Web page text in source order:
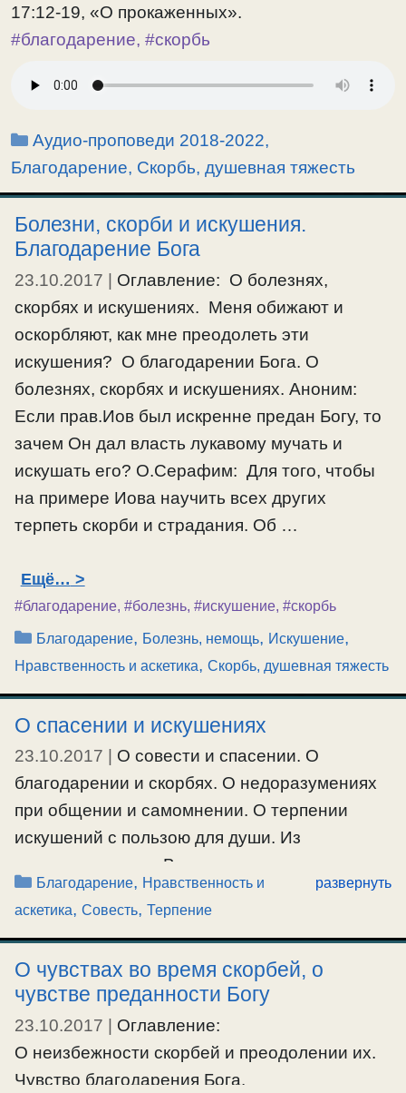
17:12-19, «О прокаженных».
#благодарение, #скорбь
Рубрики
Аудио-проповеди 2018-2022,
Благодарение, Скорбь, душевная тяжесть
Болезни, скорби и искушения.
Благодарение Бога
23.10.2017
Оглавление: О болезнях,
скорбях и искушениях. Меня обижают и
оскорбляют, как мне преодолеть эти
искушения? О благодарении Бога. О
болезнях, скорбях и искушениях. Аноним:
Если прав.Иов был искренне предан Богу, то
зачем Он дал власть лукавому мучать и
искушать его? О.Серафим: Для того, чтобы
на примере Иова научить всех других
терпеть скорби и страдания. Об …
Ещё…
#благодарение, #болезнь, #искушение, #скорбь
Рубрики
Благодарение, Болезнь, немощь, Искушение,
Нравственность и аскетика, Скорбь, душевная тяжесть
О спасении и искушениях
23.10.2017
О совести и спасении. О
благодарении и скорбях. О недоразумениях
при общении и самомнении. О терпении
искушений с пользою для души. Из
новомучеников, о.Владимир преодолевает
искушения в концлагере. О терпении
искушений в семье, от жены или мужа.
#благодарение, #искушение ,#семья,#скорбь
,#терпение
Рубрики
Благодарение, Нравственность и
аскетика, Совесть, Терпение
развернуть
О чувствах во время скорбей, о
чувстве преданности Богу
23.10.2017
Оглавление:
О неизбежности скорбей и преодолении их.
Чувство благодарения Бога.